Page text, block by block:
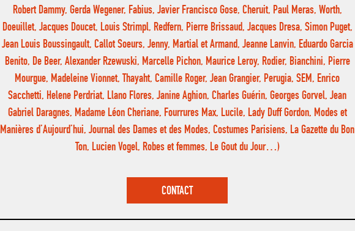
Robert Dammy, Gerda Wegener, Fabius, Javier Francisco Gose, Cheruit, Paul Meras, Worth,
Doeuillet, Jacques Doucet, Louis Strimpl, Redfern, Pierre Brissaud, Jacques Dresa, Simon Puget,
Jean Louis Boussingault, Callot Soeurs, Jenny, Martial et Armand, Jeanne Lanvin, Eduardo Garcia
Benito, De Beer, Alexander Rzewuski, Marcelle Pichon, Maurice Leroy, Rodier, Bianchini, Pierre
Mourgue, Madeleine Vionnet, Thayaht, Camille Roger, Jean Grangier, Perugia, SEM, Enrico
Sacchetti, Helene Perdriat, Llano Flores, Janine Aghion, Charles Guérin, Georges Gorvel, Jean
Gabriel Daragnes, Madame Léon Cheriane, Fourrures Max, Lucile, Lady Duff Gordon, Modes et
Manières d’Aujourd’hui, Journal des Dames et des Modes, Costumes Parisiens, La Gazette du Bon
Ton, Lucien Vogel, Robes et femmes, Le Gout du Jour…)
CONTACT